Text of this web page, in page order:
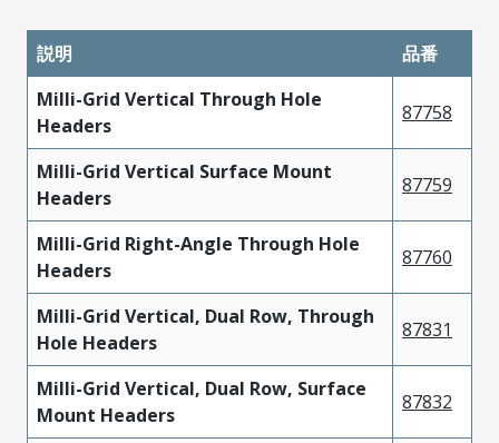
説明
品番
Milli-Grid Vertical Through Hole
Headers
87758
Milli-Grid Vertical Surface Mount
Headers
87759
Milli-Grid Right-Angle Through Hole
Headers
87760
Milli-Grid Vertical, Dual Row, Through
Hole Headers
87831
Milli-Grid Vertical, Dual Row, Surface
Mount Headers
87832